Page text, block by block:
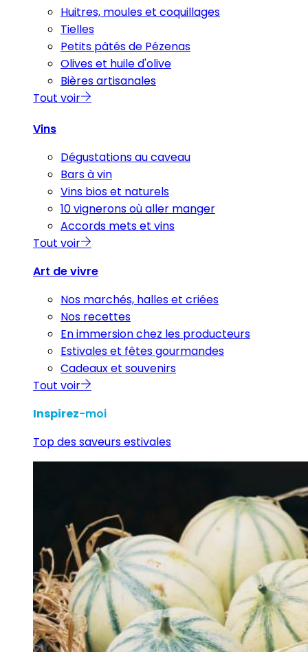
Huitres, moules et coquillages
Tielles
Petits pâtés de Pézenas
Olives et huile d'olive
Bières artisanales
Tout voir
Vins
Dégustations au caveau
Bars à vin
Vins bios et naturels
10 vignerons où aller manger
Accords mets et vins
Tout voir
Art de vivre
Nos marchés, halles et criées
Nos recettes
En immersion chez les producteurs
Estivales et fêtes gourmandes
Cadeaux et souvenirs
Tout voir
Inspirez-moi
Top des saveurs estivales